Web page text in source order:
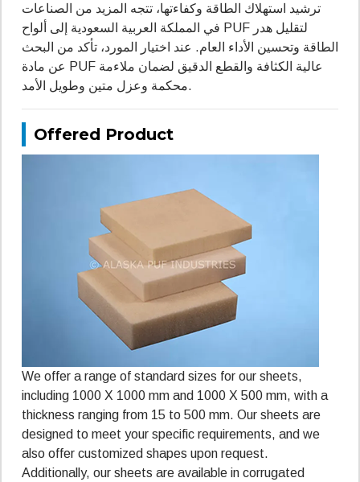
ترشيد استهلاك الطاقة وكفاءتها، تتجه المزيد من الصناعات
في المملكة العربية السعودية إلى ألواح PUF لتقليل هدر
الطاقة وتحسين الأداء العام. عند اختيار المورد، تأكد من البحث
عن مادة PUF عالية الكثافة والقطع الدقيق لضمان ملاءمة
محكمة وعزل متين وطويل الأمد.
Offered Product
We offer a range of standard sizes for our sheets,
including 1000 X 1000 mm and 1000 X 500 mm, with a
thickness ranging from 15 to 500 mm. Our sheets are
designed to meet your specific requirements, and we
also offer customized shapes upon request.
Additionally, our sheets are available in corrugated